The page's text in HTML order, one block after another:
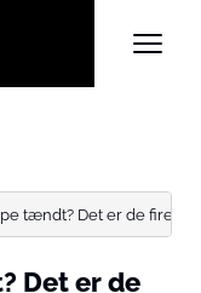
tændt? Det er de fire
Det er de